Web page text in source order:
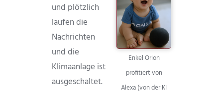
und plötzlich
laufen die
Nachrichten
und die
Klimaanlage ist
ausgeschaltet.
Enkel Orion
profitiert von
Alexa (von der KI